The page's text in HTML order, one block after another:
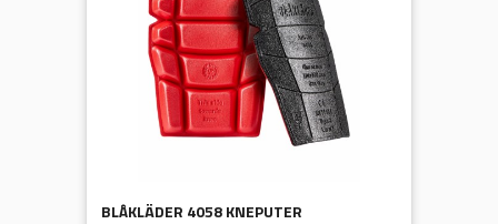
BLÅKLÄDER 4058 KNEPUTER